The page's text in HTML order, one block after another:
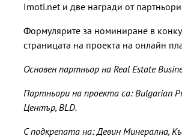
Imoti.net и две награди от
Формулярите за номиниране в
страницата на проекта на онлайн
Основен партньор на Real Estate
Партньори на проекта са: Bulgarian
Център, BLD.
С подкрепата на: Девин Минерална,